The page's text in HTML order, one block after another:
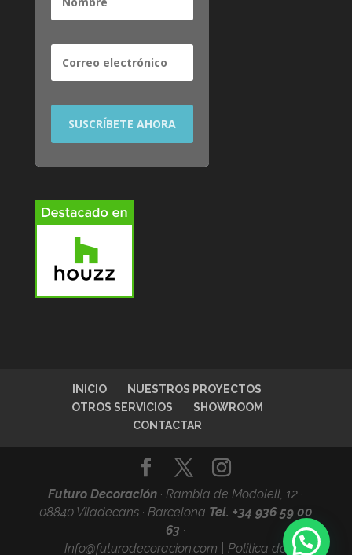
INICIO
NUESTROS PROYECTOS
OTROS SERVICIOS
SHOWROOM
CONTACTAR
Futuro Decoración · Rambla de Modolell, 12 ·
08840 Viladecans · Barcelona Tel. +34 936 59 00
63 ·
Info@futurodecoracion.com
Politica de